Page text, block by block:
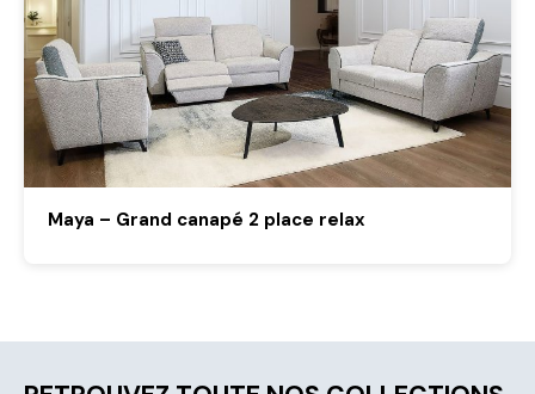
Maya – Grand canapé 2 place relax